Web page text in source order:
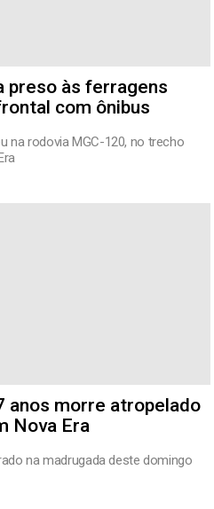
preso às ferragens
com ônibus
na rodovia MGC-120, no trecho
anos morre atropelado
Nova Era
na madrugada deste domingo